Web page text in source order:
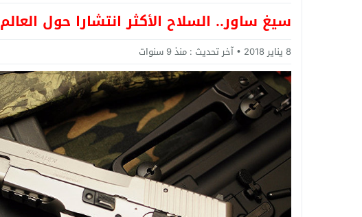
سيغ ساور.. السلاح الأكثر انتشارا حول العالم
8 يناير 2018 آخر تحديث : منذ 9 سنوات